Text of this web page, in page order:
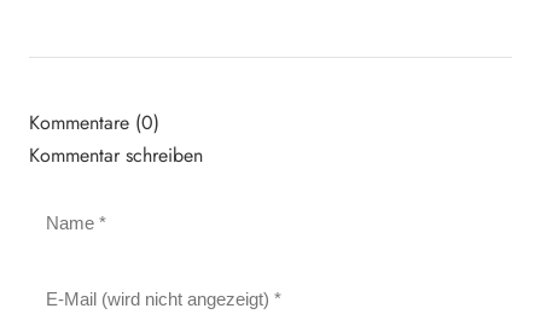
Kommentare (0)
Kommentar schreiben